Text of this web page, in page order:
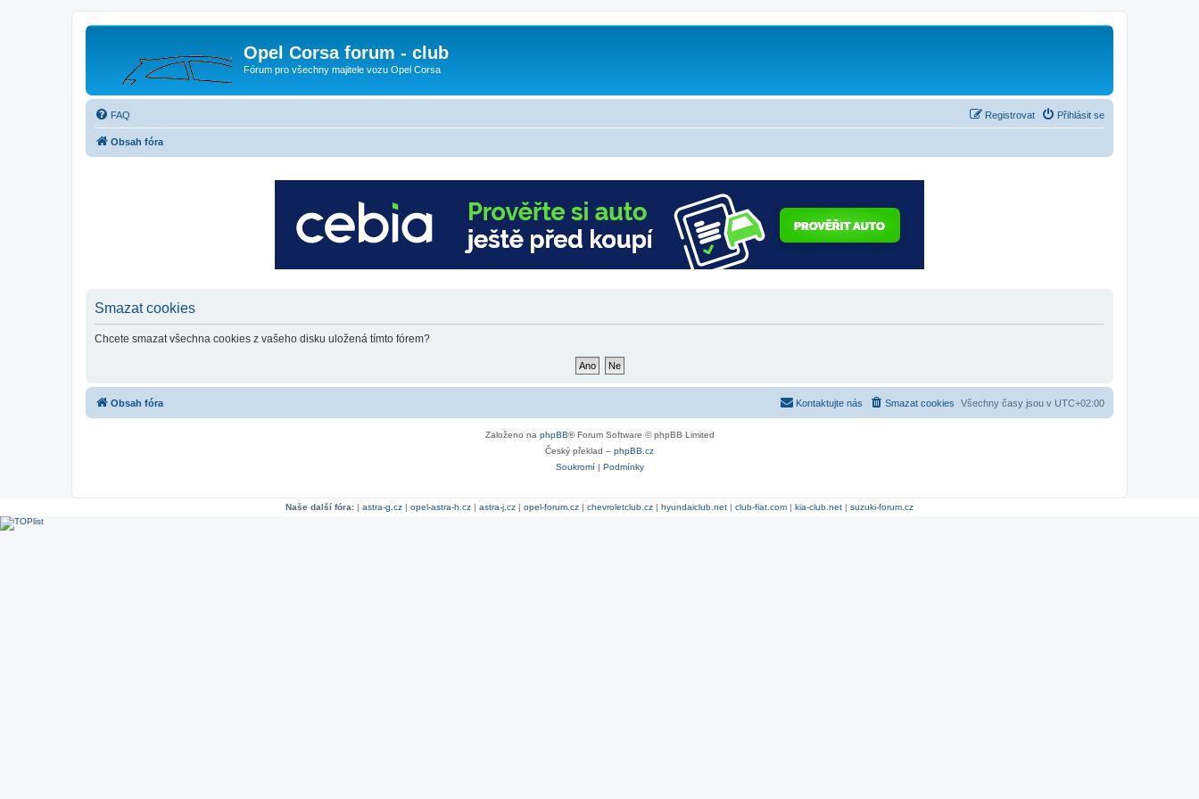
Opel Corsa forum - club
Fórum pro všechny majitele vozu Opel Corsa
FAQ Přihlásit se
Registrovat
Obsah fóra
Smazat cookies
Chcete smazat všechna cookies z vašeho disku uložená tímto fórem?
Obsah fóra Všechny časy jsou v UTC+02:00
Smazat cookies
Kontaktujte nás
Založeno na phpBB® Forum Software © phpBB Limited
Český překlad – phpBB.cz
Soukromí| Podmínky
Naše další fóra: | astra-g.cz | opel-astra-h.cz | astra-j.cz | opel-forum.cz | chevroletclub.cz | hyundaiclub.net | club-fiat.com | kia-club.net | suzuki-forum.cz